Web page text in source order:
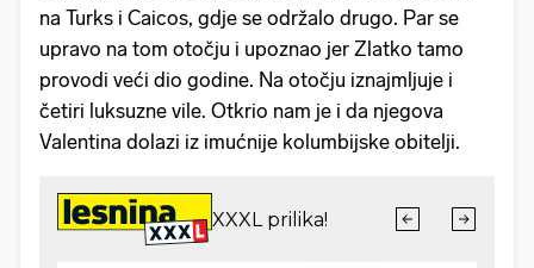
na Turks i Caicos, gdje se održalo drugo. Par se
upravo na tom otočju i upoznao jer Zlatko tamo
provodi veći dio godine. Na otočju iznajmljuje i
četiri luksuzne vile. Otkrio nam je i da njegova
Valentina dolazi iz imućnije kolumbijske obitelji.